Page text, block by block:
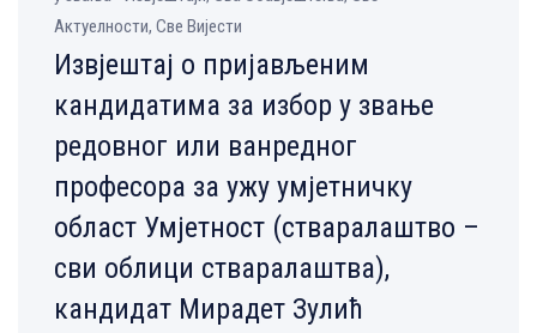
Aктуелности, Све Вијести
Извјештај о пријављеним
кандидатима за избор у звање
редовног или ванредног
професора за ужу умјетничку
област Умјетност (стваралаштво –
сви облици стваралаштва),
кандидат Мирадет Зулић